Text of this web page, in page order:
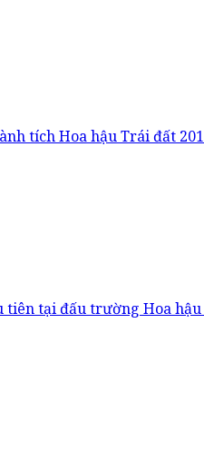
tích Hoa hậu Trái đất
tiên tại đấu trường Hoa